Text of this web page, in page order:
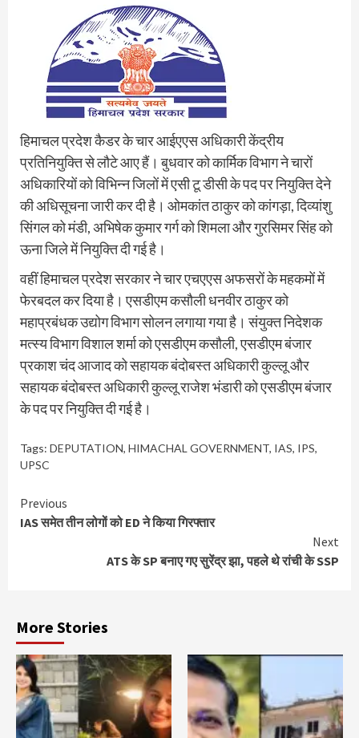
हिमाचल प्रदेश कैडर के चार आईएएस अधिकारी केंद्रीय
प्रतिनियुक्ति से लौटे आए हैं। बुधवार को कार्मिक विभाग ने चारों
अधिकारियों को विभिन्न जिलों में एसी टू डीसी के पद पर नियुक्ति देने
की अधिसूचना जारी कर दी है। ओमकांत ठाकुर को कांगड़ा, दिव्यांशु
सिंगल को मंडी, अभिषेक कुमार गर्ग को शिमला और गुरसिमर सिंह को
ऊना जिले में नियुक्ति दी गई है।
वहीं हिमाचल प्रदेश सरकार ने चार एचएएस अफसरों के महकमों में
फेरबदल कर दिया है। एसडीएम कसौली धनवीर ठाकुर को
महाप्रबंधक उद्योग विभाग सोलन लगाया गया है। संयुक्त निदेशक
मत्स्य विभाग विशाल शर्मा को एसडीएम कसौली, एसडीएम बंजार
प्रकाश चंद आजाद को सहायक बंदोबस्त अधिकारी कुल्लू और
सहायक बंदोबस्त अधिकारी कुल्लू राजेश भंडारी को एसडीएम बंजार
के पद पर नियुक्ति दी गई है।
Tags: DEPUTATION, HIMACHAL GOVERNMENT, IAS, IPS,
UPSC
Continue
Reading
Previous
IAS समेत तीन लोगों को ED ने किया गिरफ्तार
Next
ATS के SP बनाए गए सुरेंद्र झा, पहले थे रांची के SSP
More Stories